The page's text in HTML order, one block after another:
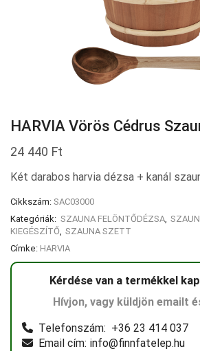
HARVIA Vörös Cédrus
24 440 Ft
Két darabos harvia dézsa + kanál
Cikkszám: SAC03000
Kategóriák: SZAUNA FELÖNTŐDÉZSA
KIEGÉSZÍTŐ SZAUNA SZETT
Címke: HARVIA
Kérdése van a termékkel
Hívjon, vagy küldjön emailt
Telefonszám: +36 23 414 037
Email cím: info@finnfatelep.hu